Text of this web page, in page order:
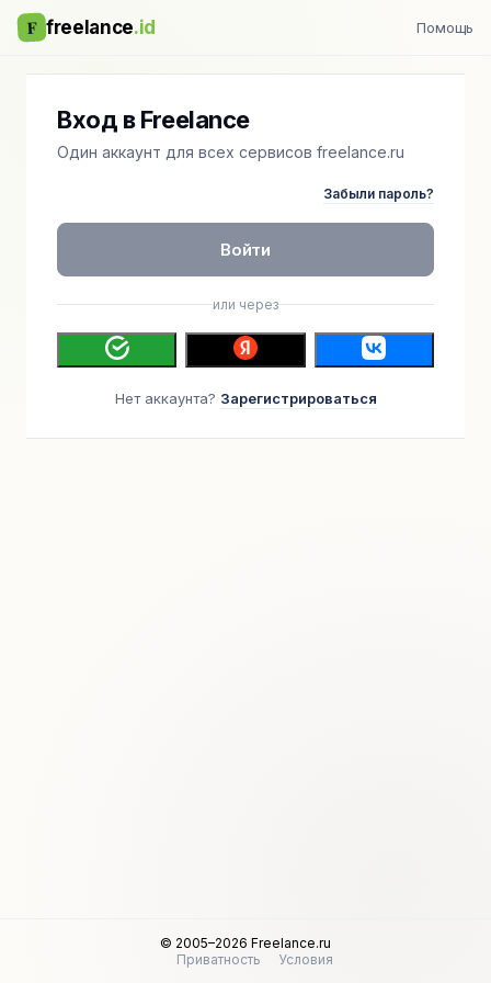
F freelance.id Помощь
Вход в Freelance
Один аккаунт для всех сервисов freelance.ru
Забыли пароль?
Войти
или через
Нет аккаунта? Зарегистрироваться
© 2005–2026 Freelance.ru
Приватность
Условия